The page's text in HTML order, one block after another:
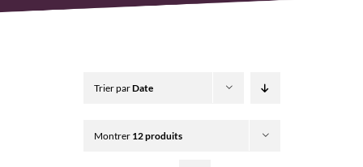
Trier parDate
Montrer 12 produits